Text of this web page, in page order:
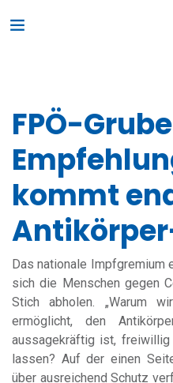
FPÖ-
kommt
Das nationale Impfgremium
sich die Menschen gegen
Stich abholen. „Warum
ermöglicht, den
aussagekräftig ist,
lassen? Auf der einen
über ausreichend Schutz